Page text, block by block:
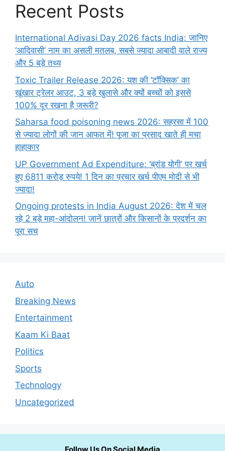
Recent Posts
International Adivasi Day 2026 facts India: जानिए
‘आदिवासी’ नाम का असली मतलब, सबसे ज्यादा आबादी वाले राज्य
और 5 बड़े तथ्य
Toxic Trailer Release 2026: यश की ‘टॉक्सिक’ का
खूंखार ट्रेलर आउट, 3 बड़े खुलासे और क्यों बच्चों को इससे
100% दूर रखना है जरूरी?
Saharsa food poisoning news 2026: सहरसा में 100
से ज्यादा लोगों की जान आफत में! पूजा का प्रसाद खाते ही मचा
हाहाकार
UP Government Ad Expenditure: ‘ब्रांड योगी’ पर खर्च
हुए 6811 करोड़ रुपये! 1 दिन का प्रचार खर्च पीएम मोदी से भी
ज्यादा!
Ongoing protests in India August 2026: देश में चल
रहे 2 बड़े महा-आंदोलन! जानें छात्रों और किसानों के प्रदर्शन का
पूरा सच
Auto
Breaking News
Entertainment
Kaam Ki Baat
Politics
Sports
Technology
Uncategorized